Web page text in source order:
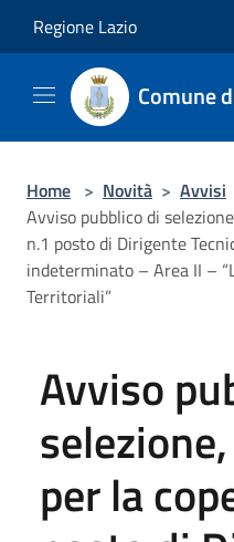
Regione Lazio
Comune
Home > Novità > Avvisi
Avviso pubblico di
n.1 posto di Dirigente
indeterminato – Area II –
Territoriali”
Avviso
per la